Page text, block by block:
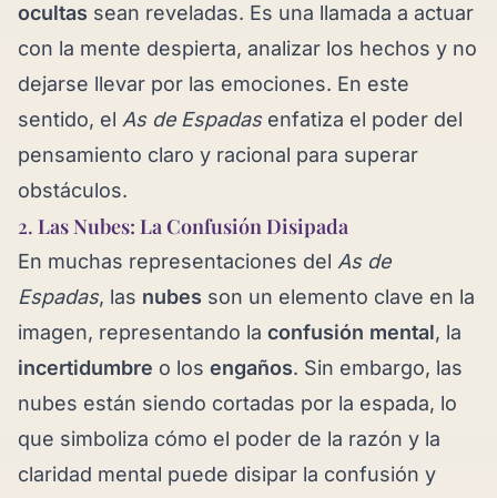
ocultas sean reveladas. Es una llamada a actuar
con la mente despierta, analizar los hechos y no
dejarse llevar por las emociones. En este
sentido, el As de Espadasenfatiza el poder del
pensamiento claro y racional para superar
obstáculos.
2. Las Nubes: La Confusión Disipada
En muchas representaciones del As de
Espadas, las nubes son un elemento clave en la
imagen, representando la confusión mental, la
incertidumbre o los engaños. Sin embargo, las
nubes están siendo cortadas por la espada, lo
que simboliza cómo el poder de la razón y la
claridad mental puede disipar la confusión y